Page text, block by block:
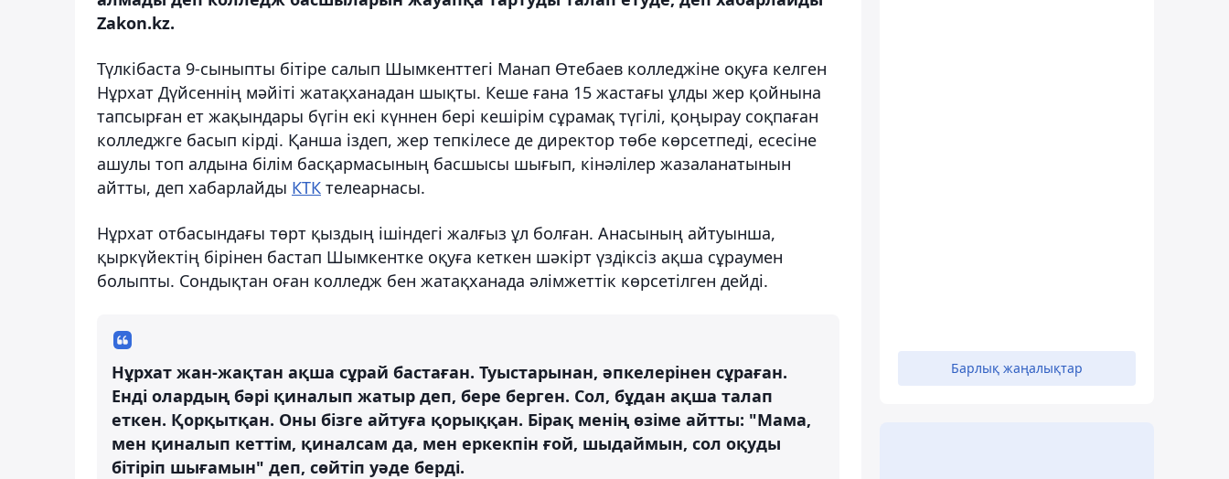
Zakon.kz.
Түлкібаста 9-сыныпты бітіре салып Шымкенттегі Манап Өтебаев колледжіне оқуға келген
Нұрхат Дүйсеннің мәйіті жатақханадан шықты. Кеше ғана 15 жастағы ұлды жер қойнына
тапсырған ет жақындары бүгін екі күннен бері кешірім сұрамақ түгілі, қоңырау соқпаған
колледжге басып кірді. Қанша іздеп, жер тепкілесе де директор төбе көрсетпеді, есесіне
ашулы топ алдына білім басқармасының басшысы шығып, кінәлілер жазаланатынын
айтты, деп хабарлайды КТК телеарнасы.
Нұрхат отбасындағы төрт қыздың ішіндегі жалғыз ұл болған. Анасының айтуынша,
қыркүйектің бірінен бастап Шымкентке оқуға кеткен шәкірт үздіксіз ақша сұраумен
болыпты. Сондықтан оған колледж бен жатақханада әлімжеттік көрсетілген дейді.
Нұрхат жан-жақтан ақша сұрай бастаған. Туыстарынан, әпкелерінен сұраған.
Енді олардың бәрі қиналып жатыр деп, бере берген. Сол, бұдан ақша талап
еткен. Қорқытқан. Оны бізге айтуға қорыққан. Бірақ менің өзіме айтты: "Мама,
мен қиналып кеттім, қиналсам да, мен еркекпін ғой, шыдаймын, сол оқуды
бітіріп шығамын" деп, сөйтіп уәде берді.
Барлық жаңалықтар